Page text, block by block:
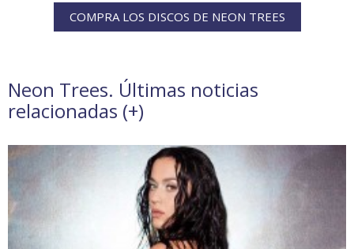
COMPRA LOS DISCOS DE NEON TREES
Neon Trees. Últimas noticias
relacionadas (+)